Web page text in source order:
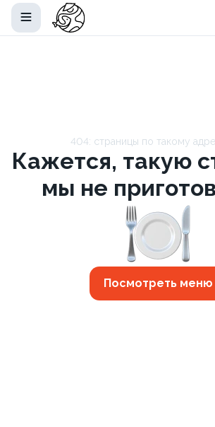
404: страницы по такому
Кажется, такую
мы не
Посмотреть меню